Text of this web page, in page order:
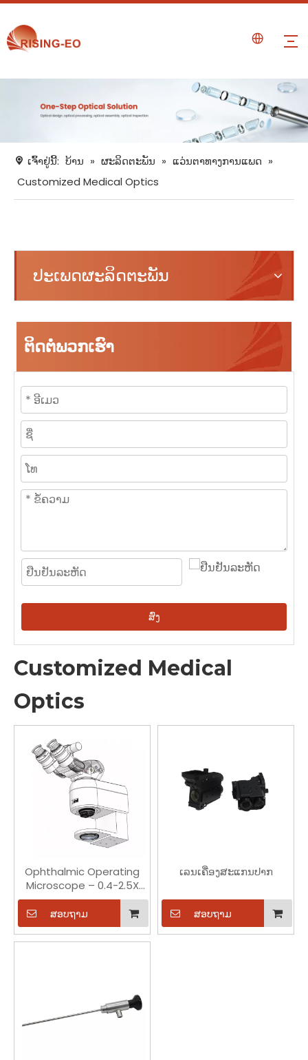
ເຈົ້າຢູ່ນີ້: ບ້ານ » ຜະລິດຕະພັນ » ແວ່ນຕາທາງການແພດ »
Customized Medical Optics
ປະເພດຜະລິດຕະພັນ
ຕິດຕໍ່ພວກເຮົາ
ສົ່ງ
Customized Medical
Optics
Ophthalmic Operating
Microscope – 0.4-2.5X
Zoom, 9-52mm Field of
View
ສອບຖາມ
ເລນເຄື່ອງສະແກນປາກ
ສອບຖາມ